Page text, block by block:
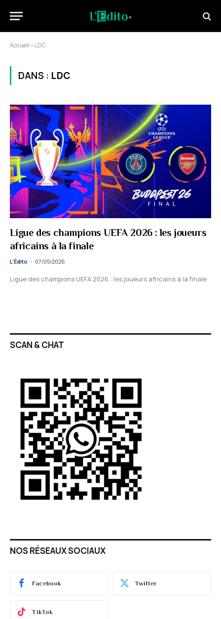
Accueil »LDC
DANS : LDC
Ligue des champions UEFA 2026 : les joueurs
africains à la finale
L'Édito 07/05/2026
Ligue des champions UEFA 2026 : les joueurs africains à la finale
SCAN & CHAT
NOS RÉSEAUX SOCIAUX
Facebook Twitter
TikTok